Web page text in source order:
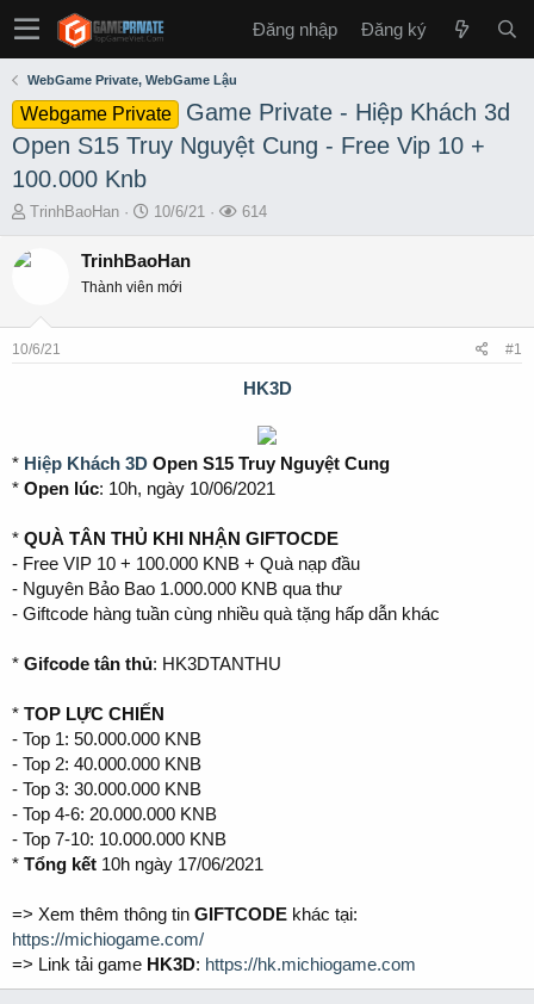
Đăng nhập Đăng ký
WebGame Private, WebGame Lậu
Webgame Private
Game Private - Hiệp Khách 3d
Open S15 Truy Nguyệt Cung - Free Vip 10 +
100.000 Knb
T
r
s
r
TrinhBaoHan
S
a
10/6/21
L
614
TrinhBaoHan
Thành viên mới
10/6/21 #1
HK3D
* Hiệp Khách 3D Open S15 Truy Nguyệt Cung
* Open lúc: 10h, ngày 10/06/2021
* QUÀ TÂN THỦ KHI NHẬN GIFTOCDE
- Free VIP 10 + 100.000 KNB + Quà nạp đầu
- Nguyên Bảo Bao 1.000.000 KNB qua thư
- Giftcode hàng tuần cùng nhiều quà tặng hấp dẫn khác
* Gifcode tân thủ: HK3DTANTHU
* TOP LỰC CHIẾN
- Top 1: 50.000.000 KNB
- Top 2: 40.000.000 KNB
- Top 3: 30.000.000 KNB
- Top 4-6: 20.000.000 KNB
- Top 7-10: 10.000.000 KNB
* Tổng kết 10h ngày 17/06/2021
=> Xem thêm thông tin GIFTCODE khác tại:
https://michiogame.com/
=> Link tải game HK3D: https://hk.michiogame.com